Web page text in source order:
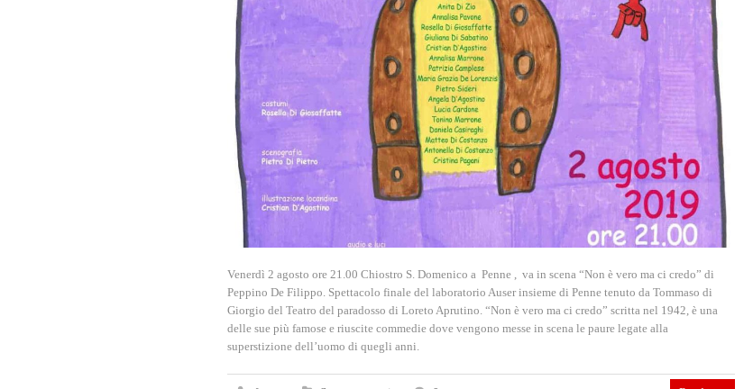
Venerdì 2 agosto ore 21.00 Chiostro S. Domenico a Penne , va in scena “Non è vero ma ci credo” di
Peppino De Filippo. Spettacolo finale del laboratorio Auser insieme di Penne tenuto da Tommaso di
Giorgio del Teatro del paradosso di Loreto Aprutino. “Non è vero ma ci credo” scritta nel 1942, è una
delle sue più famose e riuscite commedie dove vengono messe in scena le paure legate alla
superstizione dell’uomo di quegli anni.